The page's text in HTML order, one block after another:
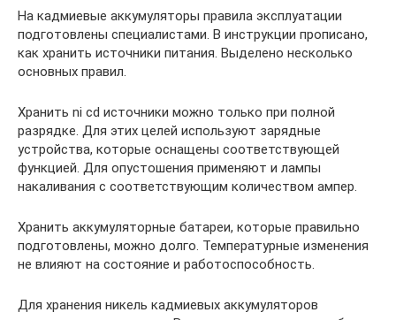
На кадмиевые аккумуляторы правила эксплуатации
подготовлены специалистами. В инструкции прописано,
как хранить источники питания. Выделено несколько
основных правил.
Хранить ni cd источники можно только при полной
разрядке. Для этих целей используют зарядные
устройства, которые оснащены соответствующей
функцией. Для опустошения применяют и лампы
накаливания с соответствующим количеством ампер.
Хранить аккумуляторные батареи, которые правильно
подготовлены, можно долго. Температурные изменения
не влияют на состояние и работоспособность.
Для хранения никель кадмиевых аккумуляторов